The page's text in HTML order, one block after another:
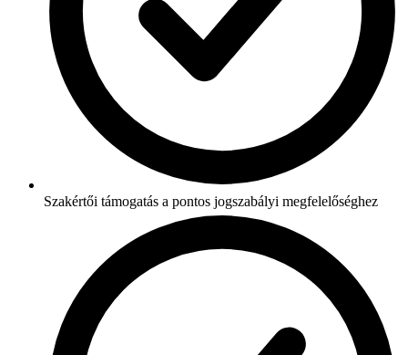
Szakértői támogatás a pontos jogszabályi megfelelőséghez